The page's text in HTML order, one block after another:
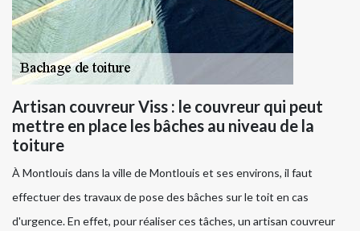
Artisan couvreur Viss : le couvreur qui peut
mettre en place les bâches au niveau de la
toiture
À Montlouis dans la ville de Montlouis et ses environs, il faut
effectuer des travaux de pose des bâches sur le toit en cas
d'urgence. En effet, pour réaliser ces tâches, un artisan couvreur